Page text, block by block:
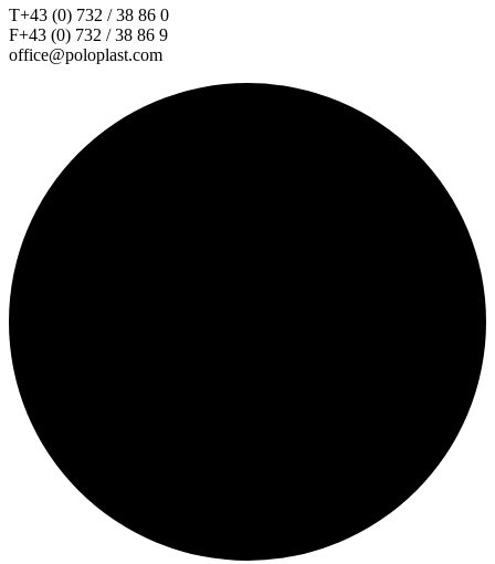
T+43 (0) 732 / 38 86 0
F+43 (0) 732 / 38 86 9
office@poloplast.com